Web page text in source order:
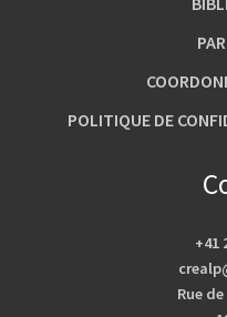
POLITIQUE DE
+41
Rue